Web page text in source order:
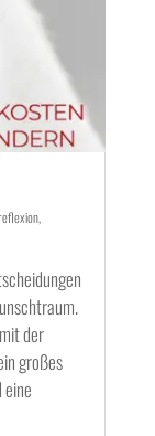
,
der
großes